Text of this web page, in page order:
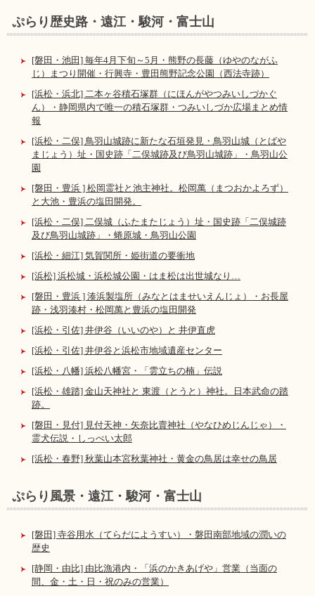
ぷらり歴史路・遠江・駿河・富士山
[磐田・池田] 毎年4月下旬～5月・熊野の長藤（ゆやのながふ
じ）まつり開催・行興寺・豊田熊野記念公園（西法寺跡）
[浜松・浜北] 二本ヶ谷積石塚群（にほんがやつみいしづかぐ
ん）・静岡県内で唯一の積石塚群・つみいしづか広場まとめ情
報
[浜松・二俣] 鳥羽山城跡に新たな石垣発見・鳥羽山城（とばや
まじょう）址・国史跡「二俣城跡及び鳥羽山城跡」・鳥羽山公
園
[磐田・豊浜 ] 松岡霊社と池主神社。松岡萬（まつおかよろず）
と大池・豊浜の塩田開発。
[浜松・二俣] 二俣城（ふたまたじょう）址・国史跡「二俣城跡
及び鳥羽山城跡」・蜷原城・鳥羽山公園
[浜松・細江] 気賀関所・姫街道の要衝地
[浜松] 浜松城・浜松城公園・はま松は出世城なり…
[磐田・豊浜 ] 湊浜製塩所（みなとはませいえんじょ）・お長屋
跡・浅羽湊村・松岡萬と豊浜の塩田開発
[浜松・引佐] 井伊谷（いいのや）と 井伊直虎
[浜松・引佐] 井伊谷と浜松市地域遺産センター
[浜松・八幡] 浜松八幡宮・「雲立ちの楠」伝説
[浜松・雄踏] 金山天神社と 東渡（とうと）神社。日本武命の踏
跡。
[磐田・見付] 見付天神・矢奈比賣神社（やなひめじんじゃ）・
霊犬伝説・しっぺい太郎
[浜松・春野] 秋葉山本宮秋葉神社・黄金の鳥居は幸せの鳥居
ぷらり風景・遠江・駿河・富士山
[磐田] 寺谷用水（てらだにようすい）・磐田南部地域の潤いの
歴史
[静岡・由比] 由比漁港内・「浜のかきあげや」営業（当面の
間、金・土・日・祝のみの営業）